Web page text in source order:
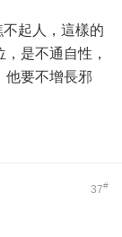
起人，這樣的
是不通自性，
他要不增長邪
37#